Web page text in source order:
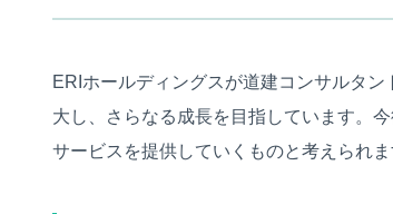
ERIホールディングスが道建コンサルタ
大し、さらなる成長を目指しています。
サービスを提供していくものと考えられま